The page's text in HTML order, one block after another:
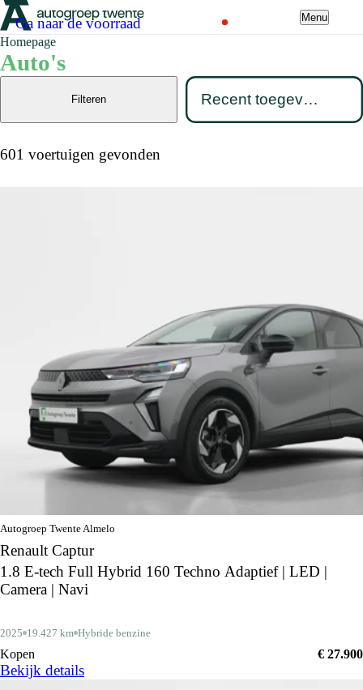
Menu
Homepage
Auto's
Ga naar de voorraad
601 voertuigen gevonden
Filteren
Autogroep Twente Almelo
Renault Captur
1.8 E-tech Full Hybrid 160 Techno Adaptief | LED |
Camera | Navi
2025 19.427 km Hybride benzine
Kopen € 27.900
Bekijk details